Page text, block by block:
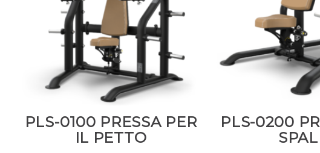
PLS-0100 PRESSA PER
IL PETTO
PLS-0200